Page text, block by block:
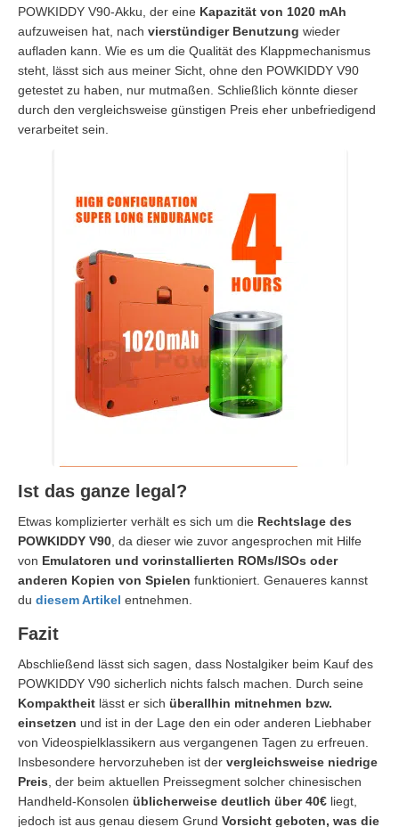
POWKIDDY V90-Akku, der eine Kapazität von 1020 mAh
aufzuweisen hat, nach vierstündiger Benutzung wieder
aufladen kann. Wie es um die Qualität des Klappmechanismus
steht, lässt sich aus meiner Sicht, ohne den POWKIDDY V90
getestet zu haben, nur mutmaßen. Schließlich könnte dieser
durch den vergleichsweise günstigen Preis eher unbefriedigend
verarbeitet sein.
Ist das ganze legal?
Etwas komplizierter verhält es sich um die Rechtslage des
POWKIDDY V90 , da dieser wie zuvor angesprochen mit Hilfe
von Emulatoren und vorinstallierten ROMs/ISOs oder
anderen Kopien von Spielen funktioniert. Genaueres kannst
du diesem Artikel entnehmen.
Fazit
Abschließend lässt sich sagen, dass Nostalgiker beim Kauf des
POWKIDDY V90 sicherlich nichts falsch machen. Durch seine
Kompaktheit lässt er sich überallhin mitnehmen bzw.
einsetzen und ist in der Lage den ein oder anderen Liebhaber
von Videospielklassikern aus vergangenen Tagen zu erfreuen.
Insbesondere hervorzuheben ist der vergleichsweise niedrige
Preis , der beim aktuellen Preissegment solcher chinesischen
Handheld-Konsolen üblicherweise deutlich über 40€ liegt,
jedoch ist aus genau diesem Grund Vorsicht geboten, was die